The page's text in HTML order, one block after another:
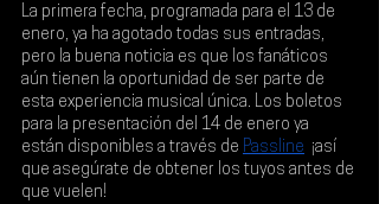
La primera fecha, programada para el 13 de
enero, ya ha agotado todas sus entradas,
pero la buena noticia es que los fanáticos
aún tienen la oportunidad de ser parte de
esta experiencia musical única. Los boletos
para la presentación del 14 de enero ya
están disponibles a través de Passline ¡así
que asegúrate de obtener los tuyos antes de
que vuelen!